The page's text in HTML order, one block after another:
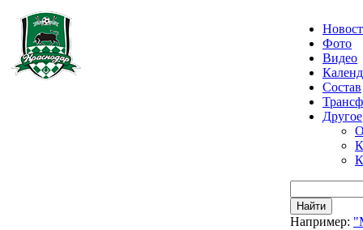
Фото
Видео
Состав
Другое
Найти
Например: